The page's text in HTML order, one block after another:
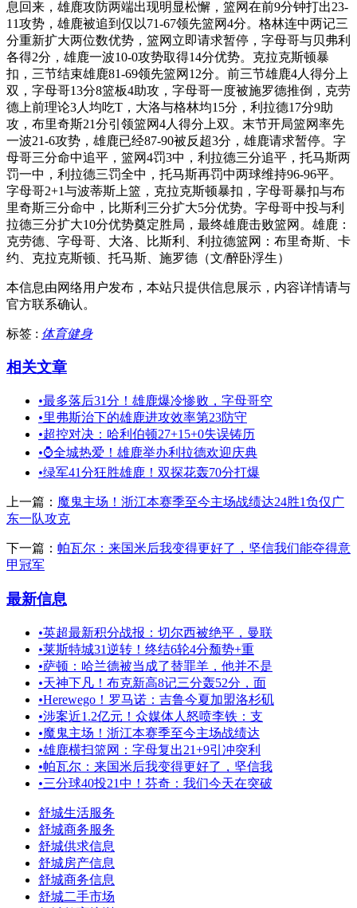
息回来，雄鹿攻防两端出现明显松懈，篮网在前9分钟打出23-
11攻势，雄鹿被追到仅以71-67领先篮网4分。格林连中两记三
分重新扩大两位数优势，篮网立即请求暂停，字母哥与贝弗利
各得2分，雄鹿一波10-0攻势取得14分优势。克拉克斯顿暴
扣，三节结束雄鹿81-69领先篮网12分。前三节雄鹿4人得分上
双，字母哥13分8篮板4助攻，字母哥一度被施罗德推倒，克劳
德上前理论3人均吃T，大洛与格林均15分，利拉德17分9助
攻，布里奇斯21分引领篮网4人得分上双。末节开局篮网率先
一波21-6攻势，雄鹿已经87-90被反超3分，雄鹿请求暂停。字
母哥三分命中追平，篮网4罚3中，利拉德三分追平，托马斯两
罚一中，利拉德三罚全中，托马斯再罚中两球维持96-96平。
字母哥2+1与波蒂斯上篮，克拉克斯顿暴扣，字母哥暴扣与布
里奇斯三分命中，比斯利三分扩大5分优势。字母哥中投与利
拉德三分扩大10分优势奠定胜局，最终雄鹿击败篮网。雄鹿：
克劳德、字母哥、大洛、比斯利、利拉德篮网：布里奇斯、卡
约、克拉克斯顿、托马斯、施罗德（文/醉卧浮生）
本信息由网络用户发布， 本站只提供信息展示，内容详情请与
官方联系确认。
标签 : 体育健身
相关文章
•最多落后31分！雄鹿爆冷惨败，字母哥空
•里弗斯治下的雄鹿进攻效率第23防守
•超控对决：哈利伯顿27+15+0失误铸历
•⌚全城热爱！雄鹿举办利拉德欢迎庆典
•绿军41分狂胜雄鹿！双探花轰70分打爆
上一篇： 魔鬼主场！浙江本赛季至今主场战绩达24胜1负仅广
东一队攻克
下一篇： 帕瓦尔：来国米后我变得更好了，坚信我们能夺得意
甲冠军
最新信息
•英超最新积分战报：切尔西被绝平，曼联
•莱斯特城31逆转！终结6轮4分颓势+重
•萨顿：哈兰德被当成了替罪羊，他并不是
•天神下凡！布克新高8记三分轰52分，面
•Herewego！罗马诺：吉鲁今夏加盟洛杉矶
•涉案近1.2亿元！众媒体人怒喷李铁：支
•魔鬼主场！浙江本赛季至今主场战绩达
•雄鹿横扫篮网：字母复出21+9引冲突利
•帕瓦尔：来国米后我变得更好了，坚信我
•三分球40投21中！芬奇：我们今天在突破
舒城生活服务
舒城商务服务
舒城供求信息
舒城房产信息
舒城商务信息
舒城二手市场